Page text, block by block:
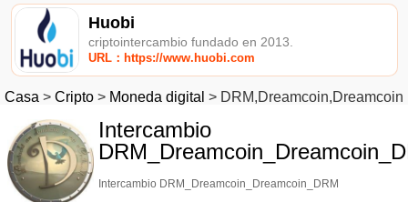
Huobi
criptointercambio fundado en 2013.
URL：https://www.huobi.com
Casa > Cripto > Moneda digital > DRM,Dreamcoin,Dreamcoin
Intercambio
Intercambio DRM_Dreamcoin_Dreamcoin_DRM